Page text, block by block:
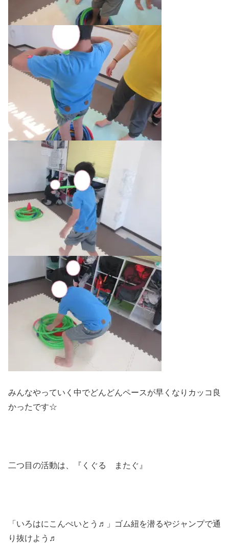
みんなやっていく中でどんどんペースが早くなりカッコ良
かったです☆
二つ目の活動は、『くぐる またぐ』
「いろはにこんぺいとう♬」ゴム紐を潜るやジャンプで通
り抜けよう♬